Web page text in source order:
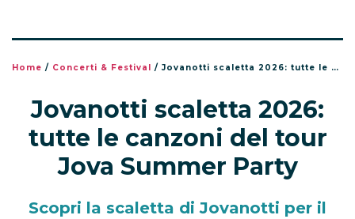
Home / Concerti & Festival / Jovanotti scaletta 2026: tutte le canzoni del tour Jova Summer Party
Jovanotti scaletta 2026:
tutte le canzoni del tour
Jova Summer Party
Scopri la scaletta di Jovanotti per il